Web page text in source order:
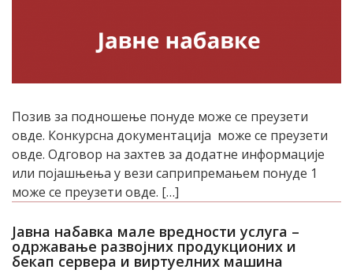
Позив за подношење понуде може се преузети
овде. Конкурсна документација може се преузети
овде. Одговор на захтев за додатне информације
или појашњења у вези саприпремањем понуде 1
може се преузети овде. […]
Јавна набавка мале вредности услуга –
одржавање развојних продукционих и
бекап сервера и виртуелних машина